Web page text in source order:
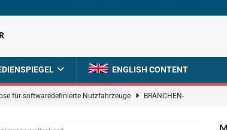
ENGLISH CONTENT
für softwaredefinierte Nutzfahrzeuge BRANCHEN-